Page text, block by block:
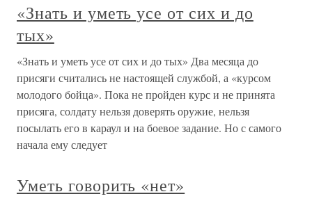
«Знать и уметь усе от сих и до
тых»
«Знать и уметь усе от сих и до тых» Два месяца до
присяги считались не настоящей службой, а «курсом
молодого бойца». Пока не пройден курс и не принята
присяга, солдату нельзя доверять оружие, нельзя
посылать его в караул и на боевое задание. Но с самого
начала ему следует
Уметь говорить «нет»